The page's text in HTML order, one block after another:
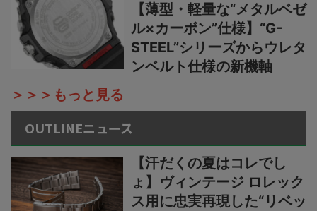
【薄型・軽量な“メタルベゼ
ル×カーボン”仕様】“G-
STEEL”シリーズからウレタ
ンベルト仕様の新機軸
＞＞＞もっと見る
OUTLINEニュース
【汗だくの夏はコレでし
ょ】ヴィンテージ ロレック
ス用に忠実再現した“リベッ